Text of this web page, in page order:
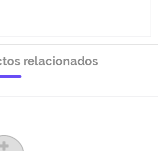
relacionados